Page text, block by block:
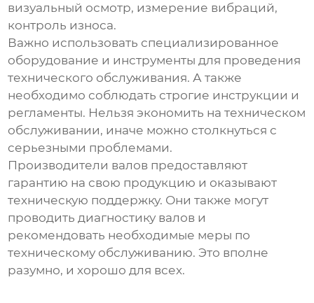
визуальный осмотр, измерение вибраций,
контроль износа.
Важно использовать специализированное
оборудование и инструменты для проведения
технического обслуживания. А также
необходимо соблюдать строгие инструкции и
регламенты. Нельзя экономить на техническом
обслуживании, иначе можно столкнуться с
серьезными проблемами.
Производители валов предоставляют
гарантию на свою продукцию и оказывают
техническую поддержку. Они также могут
проводить диагностику валов и
рекомендовать необходимые меры по
техническому обслуживанию. Это вполне
разумно, и хорошо для всех.